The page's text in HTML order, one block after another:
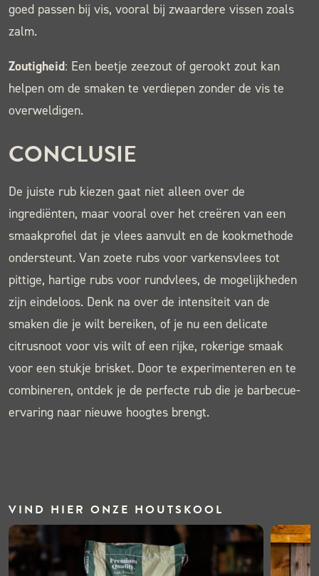
goed passen bij vis, vooral bij zwaardere vissen zoals
zalm.
Zoutigheid: Een beetje zeezout of gerookt zout kan
helpen om de smaken te verdiepen zonder de vis te
overweldigen.
CONCLUSIE
De juiste rub kiezen gaat niet alleen over de
ingrediënten, maar vooral over het creëren van een
smaakprofiel dat je vlees aanvult en de kookmethode
ondersteunt. Van zoete rubs voor varkensvlees tot
pittige, hartige rubs voor rundvlees, de mogelijkheden
zijn eindeloos. Denk na over de intensiteit van de
smaken die je wilt bereiken, of je nu een delicate
citrusnoot voor vis wilt of een rijke, rokerige smaak
voor een stukje brisket. Door te experimenteren en te
combineren, ontdek je de perfecte rub die je barbecue-
ervaring naar nieuwe hoogtes brengt.
VIND HIER ONZE HOUTSKOOL